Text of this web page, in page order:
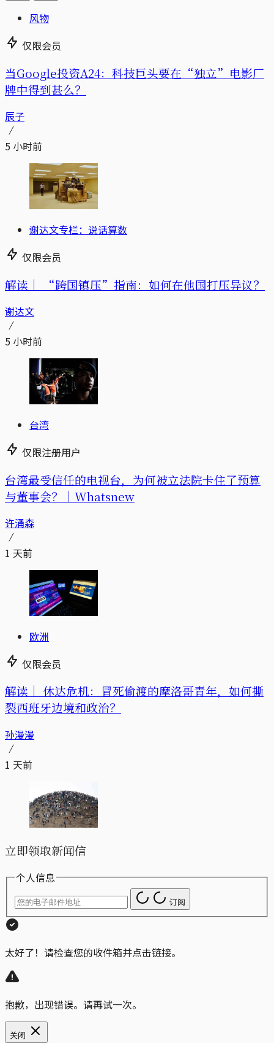
风物
仅限会员
当Google投资A24：科技巨头要在“独立”电影厂
牌中得到甚么？
辰子
5 小时前
谢达文专栏：说话算数
仅限会员
解读｜ “跨国镇压”指南：如何在他国打压异议？
谢达文
5 小时前
台湾
仅限注册用户
台湾最受信任的电视台，为何被立法院卡住了预算
与董事会？｜Whatsnew
许涌森
1 天前
欧洲
仅限会员
解读｜ 休达危机：冒死偷渡的摩洛哥青年，如何撕
裂西班牙边境和政治？
孙漫漫
1 天前
立即领取新闻信
个人信息
订阅
太好了！请检查您的收件箱并点击链接。
抱歉，出现错误。请再试一次。
关闭